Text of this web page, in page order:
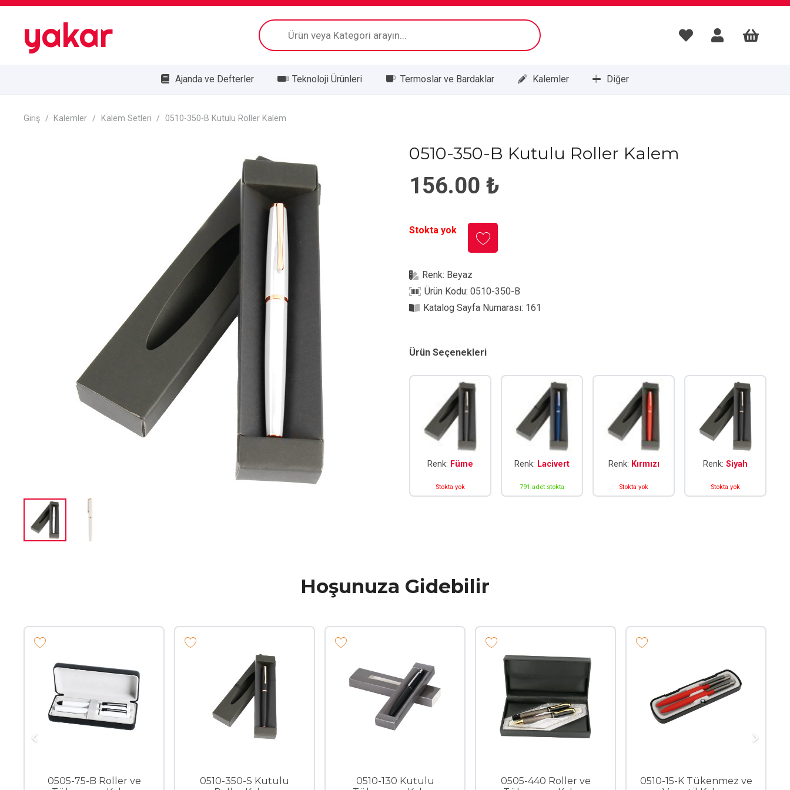
yakar
Products
search
Ajanda ve Defterler Teknoloji Ürünleri Termoslar ve Bardaklar Kalemler Diğer
Giriş / Kalemler / Kalem Setleri / 0510-350-B Kutulu Roller Kalem
0510-350-B Kutulu Roller Kalem
156.00 ₺
Stokta yok
Renk: Beyaz
Ürün Kodu:0510-350-B
Katalog Sayfa Numarası: 161
Ürün Seçenekleri
Renk: Füme
Stokta yok
Renk: Lacivert
791 adet stokta
Renk: Kırmızı
Stokta yok
Renk: Siyah
Stokta yok
Hoşunuza Gidebilir
0510-225-ALT Roller
0505-75-B Roller ve
0510-350-S Kutulu
0510-130 Kutulu
0505-440 Roller ve